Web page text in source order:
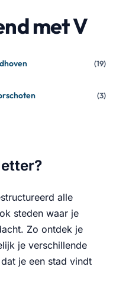
met V
(19)
(3)
alle
steden waar je
Zo ontdek je
je verschillende
je een stad vindt